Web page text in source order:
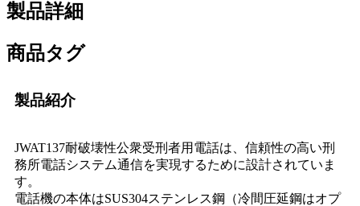
製品詳細
商品タグ
製品紹介
JWAT137耐破壊性公衆受刑者用電話は、信頼性の高い刑
務所電話システム通信を実現するために設計されていま
す。
電話機の本体はSUS304ステンレス鋼（冷間圧延鋼はオプ